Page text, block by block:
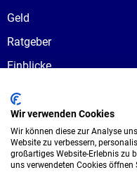
Geld
Ratgeber
Einblicke
Ausbildungswege
Berufswahl
Wir verwenden Cookies
Wir können diese zur Analyse
Website zu verbessern,
großartiges Website-Erlebnis zu
uns verwendeten Cookies öffnen